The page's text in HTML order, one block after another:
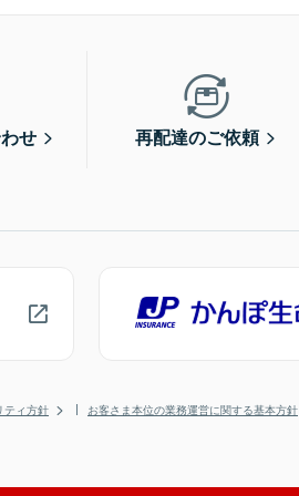
せ 再配達のご依頼
ティ方針 お客さま本位の業務運営に関する基本方針